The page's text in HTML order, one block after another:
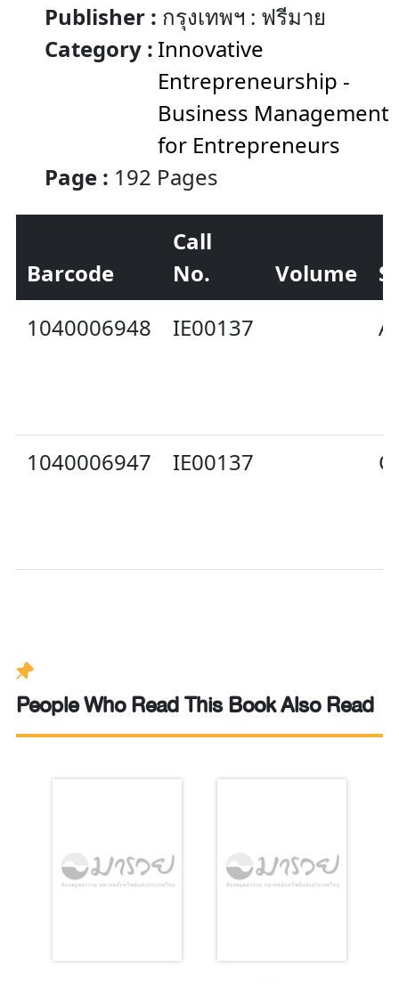
Publisher : กรุงเทพฯ : ฟรีมาย
Category : Innovative
Entrepreneurship -
Business Management
for Entrepreneurs
Page : 192 Pages
Barcode
Call
No.
Volume
1040006948
IE00137
1040006947 IE00137
People Who Read This Book Also Read